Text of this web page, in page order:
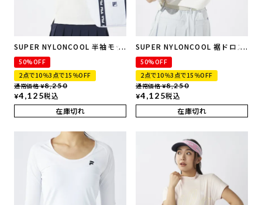
SUPER NYLONCOOL 半袖モッ
クネックシャツ | 吸汗速乾、UV
カット、接触冷感
50%OFF
2点で10％3点で15％OFF
通常価格 ¥8,250
¥4,125税込
在庫切れ
SUPER NYLONCOOL 裾ドロス
トコード付き 半袖モックネック
シャツ | 吸汗速乾、UVカット、
接触冷感
50%OFF
2点で10％3点で15％OFF
通常価格 ¥8,250
¥4,125税込
在庫切れ